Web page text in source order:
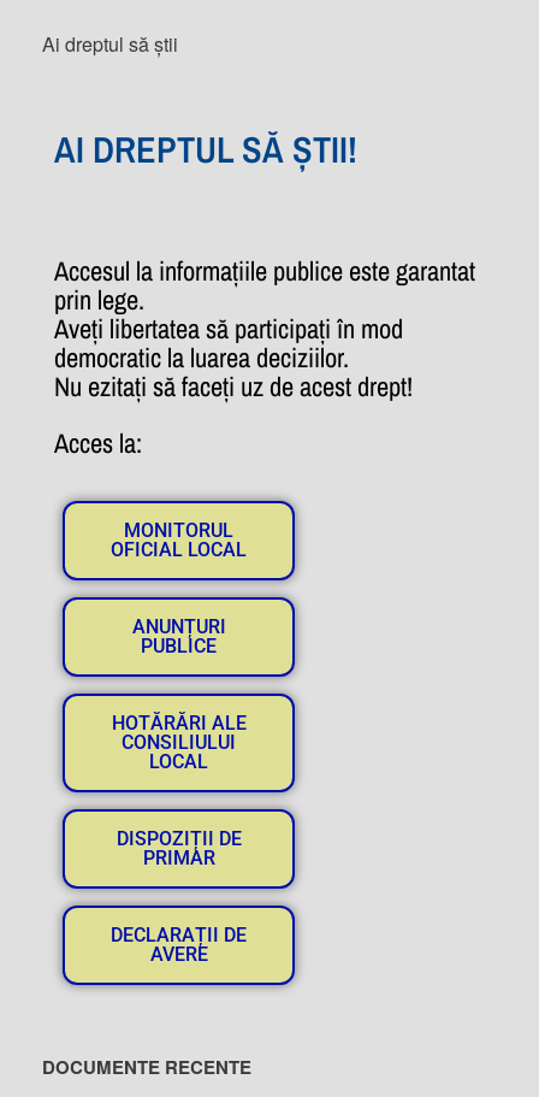
Ai dreptul să știi
AI DREPTUL SĂ ȘTII!
Accesul la informațiile publice este garantat
prin lege.
Aveți libertatea să participați în mod
democratic la luarea deciziilor.
Nu ezitați să faceți uz de acest drept!
Acces la:
MONITORUL
OFICIAL LOCAL
ANUNȚURI
PUBLICE
HOTĂRĂRI ALE
CONSILIULUI
LOCAL
DISPOZIȚII DE
PRIMAR
DECLARAȚII DE
AVERE
DOCUMENTE RECENTE